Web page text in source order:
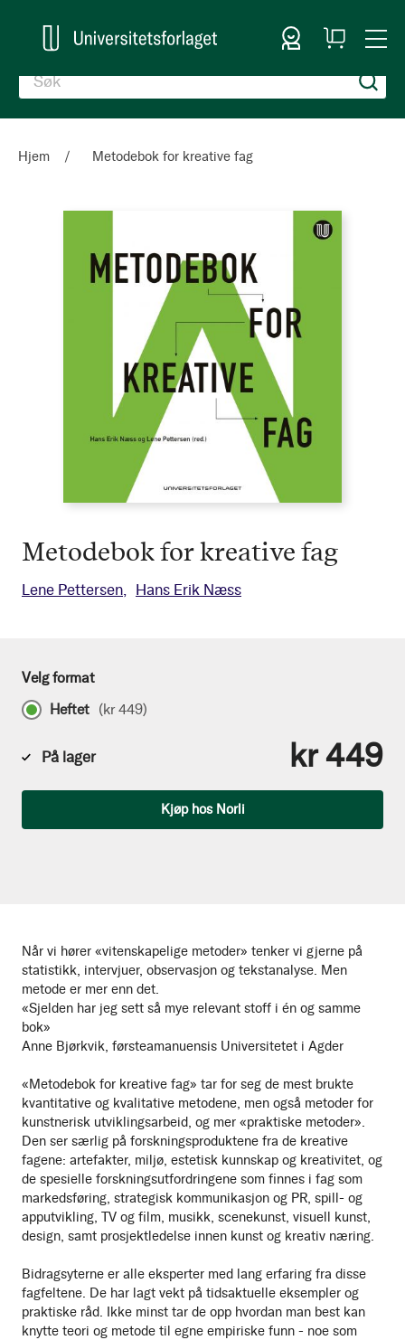
Logg inn
Handlekurv
Hjem Metodebok for kreative fag
Metodebok for kreative fag
Lene Pettersen Hans Erik Næss
Når vi hører «vitenskapelige metoder» tenker vi gjerne på
statistikk, intervjuer, observasjon og tekstanalyse. Men
metode er mer enn det.
«Sjelden har jeg sett så mye relevant stoff i én og samme
bok»
Anne Bjørkvik, førsteamanuensis Universitetet i Agder
«Metodebok for kreative fag» tar for seg de mest brukte
kvantitative og kvalitative metodene, men også metoder for
kunstnerisk utviklingsarbeid, og mer «praktiske metoder».
Den ser særlig på forskningsproduktene fra de kreative
fagene: artefakter, miljø, estetisk kunnskap og kreativitet, og
de spesielle forskningsutfordringene som finnes i fag som
markedsføring, strategisk kommunikasjon og PR, spill- og
apputvikling, TV og film, musikk, scenekunst, visuell kunst,
design, samt prosjektledelse innen kunst og kreativ næring.
Bidragsyterne er alle eksperter med lang erfaring fra disse
fagfeltene. De har lagt vekt på tidsaktuelle eksempler og
praktiske råd. Ikke minst tar de opp hvordan man best kan
knytte teori og metode til egne empiriske funn - noe som
Velg format
Heftet (kr 449)
På lager kr 449
Kjøp hos Norli